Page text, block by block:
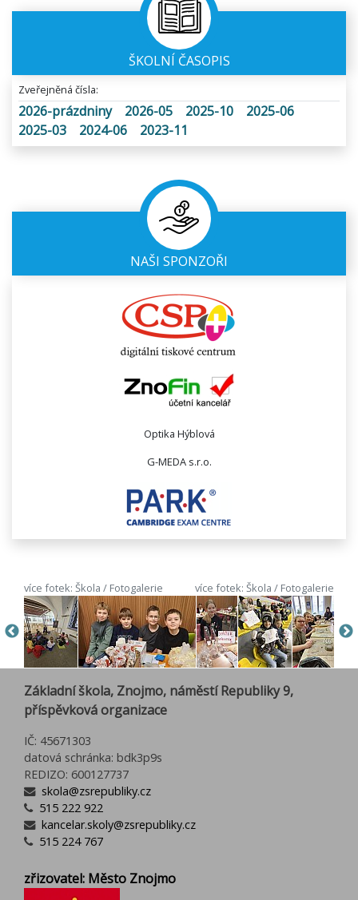
ŠKOLNÍ ČASOPIS
Zveřejněná čísla:
2026-prázdniny 2026-05 2025-10
2025-06
2025-03
2024-06 2023-11
NAŠI SPONZOŘI
Optika Hýblová
G-MEDA s.r.o.
více fotek: Škola / Fotogalerie více fotek: Škola / Fotogalerie
Základní škola, Znojmo, náměstí Republiky 9,
příspěvková organizace
IČ: 45671303
datová schránka: bdk3p9s
REDIZO: 600127737
skola@zsrepubliky.cz
515 222 922
kancelar.skoly@zsrepubliky.cz
515 224 767
zřizovatel: Město Znojmo